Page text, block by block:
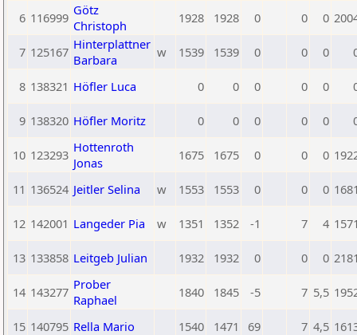
6 116999 Götz
Christoph
1928 1928 0 0 0
7 125167 Hinterplattner
Barbara
w 1539 1539 0 0 0
8 138321 Höfler Luca 0 0 0 0 0
9 138320 Höfler Moritz 0 0 0 0 0
10 123293 Hottenroth
Jonas
1675 1675 0 0 0
11 136524 Jeitler Selina w 1553 1553 0 0 0
12 142001 Langeder Pia w 1351 1352 -1 7 4
13 133858 Leitgeb Julian 1932 1932 0 0 0
14 143277 Prober
Raphael
1840 1845 -5 7 5,5
15 140795 Rella Mario 1540 1471 69 7 4,5